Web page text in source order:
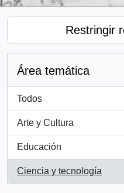
Restringir
Área temática
Todos
Arte y Cultura
, 1 resultados
Educación
, 1 resultados
Ciencia y tecnología
, 1 resultados